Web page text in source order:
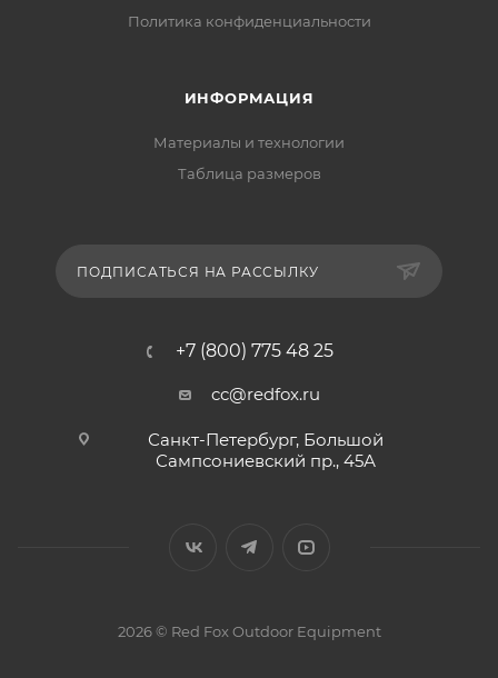
Политика конфиденциальности
ИНФОРМАЦИЯ
Материалы и технологии
Таблица размеров
ПОДПИСАТЬСЯ НА РАССЫЛКУ
+7 (800) 775 48 25
cc@redfox.ru
Санкт-Петербург, Большой
Сампсониевский пр., 45А
2026 © Red Fox Outdoor Equipment